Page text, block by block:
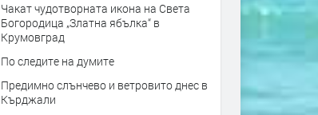
Чакат чудотворната икона на Света
Богородица „Златна ябълка“ в
Крумовград
По следите на думите
Предимно слънчево и ветровито днес в
Кърджали